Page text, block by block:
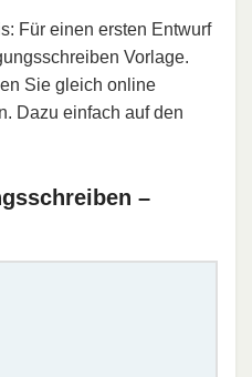
Für einen ersten Entwurf
Vorlage.
Sie gleich online
Dazu einfach auf den
–